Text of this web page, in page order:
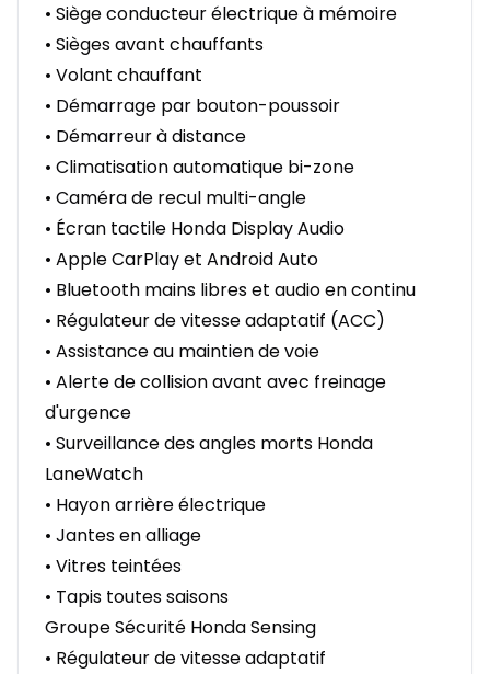
• Siège conducteur électrique à mémoire
• Sièges avant chauffants
• Volant chauffant
• Démarrage par bouton-poussoir
• Démarreur à distance
• Climatisation automatique bi-zone
• Caméra de recul multi-angle
• Écran tactile Honda Display Audio
• Apple CarPlay et Android Auto
• Bluetooth mains libres et audio en continu
• Régulateur de vitesse adaptatif (ACC)
• Assistance au maintien de voie
• Alerte de collision avant avec freinage
d'urgence
• Surveillance des angles morts Honda
LaneWatch
• Hayon arrière électrique
• Jantes en alliage
• Vitres teintées
• Tapis toutes saisons
Groupe Sécurité Honda Sensing
• Régulateur de vitesse adaptatif